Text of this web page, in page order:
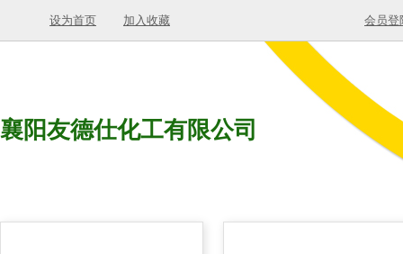
设为首页 加入收藏 会员登
襄阳友德仕化工有限公司